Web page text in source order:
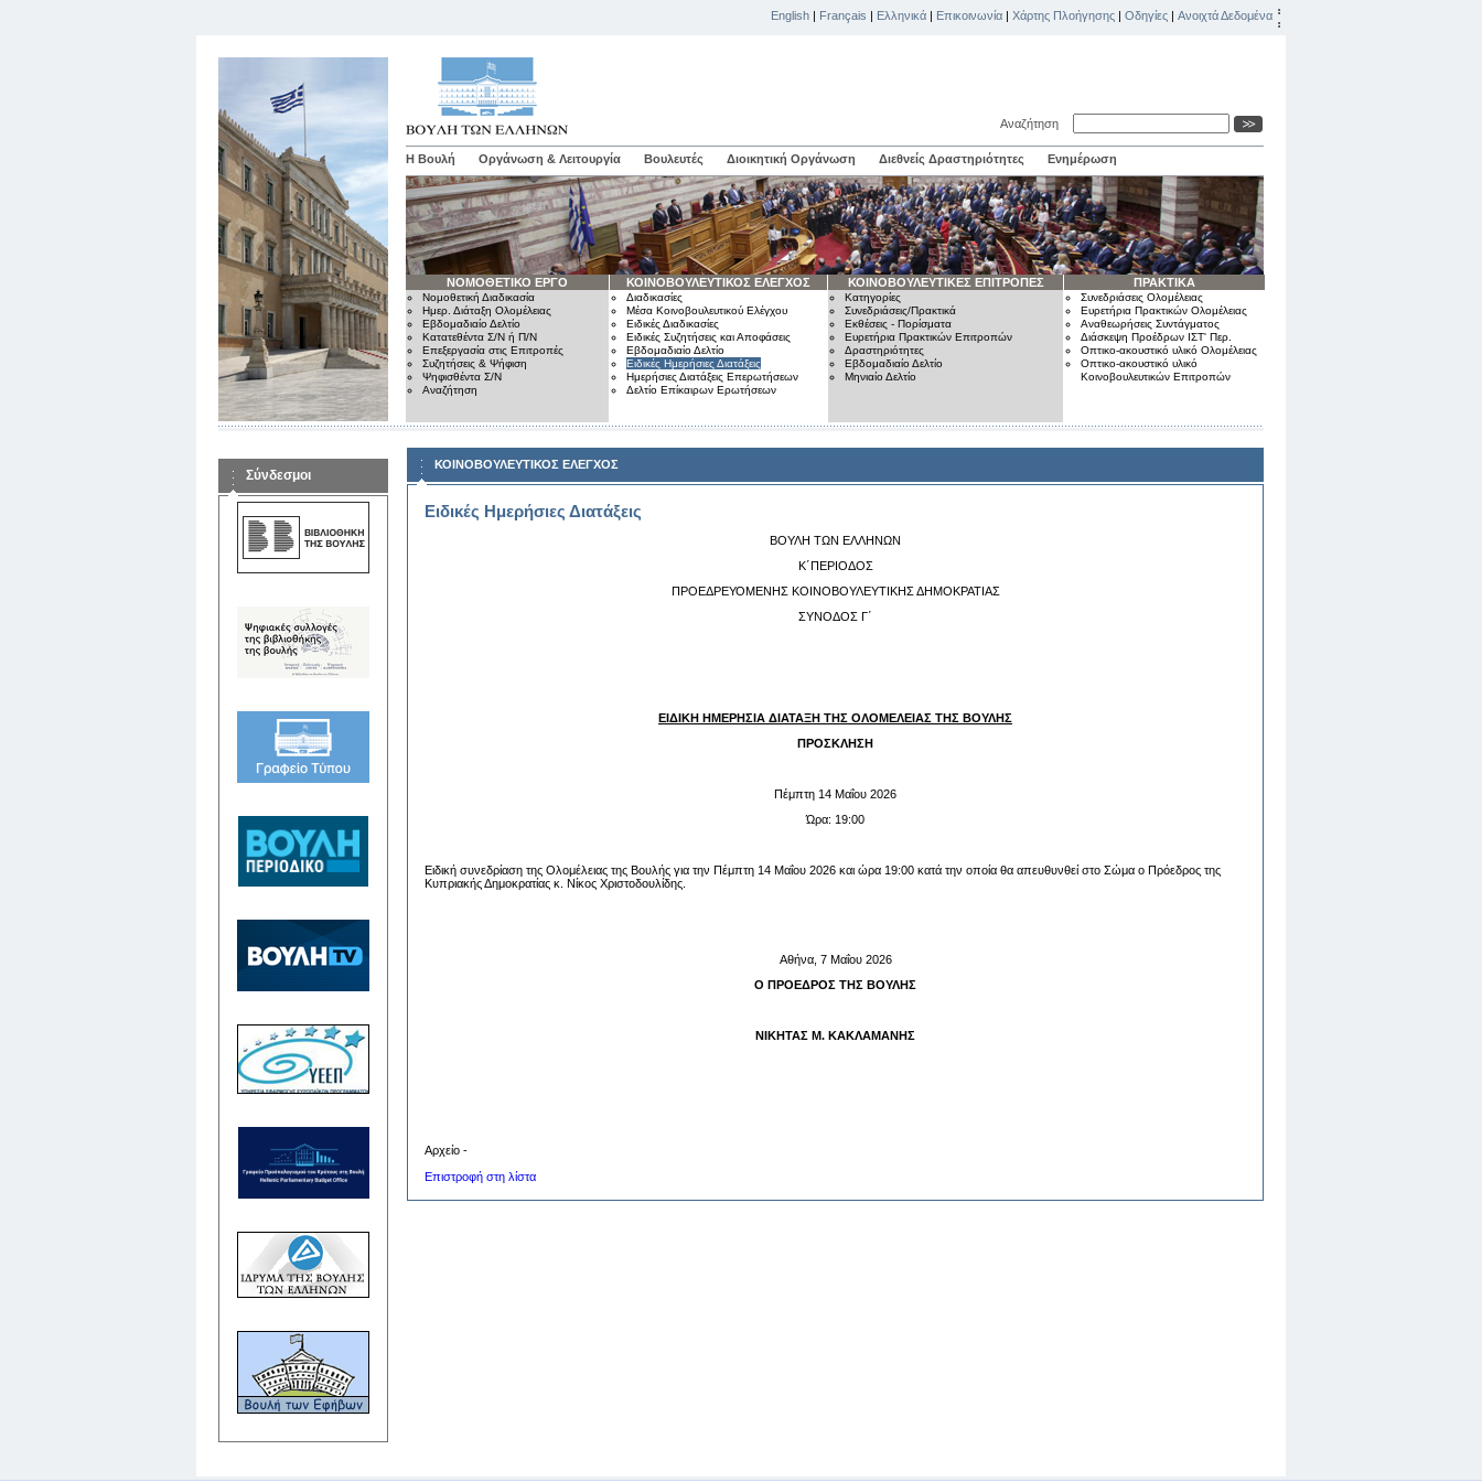
English | Français | Ελληνικά | Επικοινωνία | Χάρτης Πλοήγησης | Οδηγίες | Ανοιχτά Δεδομένα
Αναζήτηση
Η Βουλή Οργάνωση & Λειτουργία Βουλευτές Διοικητική Οργάνωση Διεθνείς Δραστηριότητες Ενημέρωση
ΝΟΜΟΘΕΤΙΚΟ ΕΡΓΟ
Νομοθετική Διαδικασία
Ημερ. Διάταξη Ολομέλειας
Εβδομαδιαίο Δελτίο
Κατατεθέντα Σ/Ν ή Π/Ν
Επεξεργασία στις Επιτροπές
Συζητήσεις & Ψήφιση
Ψηφισθέντα Σ/Ν
Αναζήτηση
ΚΟΙΝΟΒΟΥΛΕΥΤΙΚΟΣ ΕΛΕΓΧΟΣ
Διαδικασίες
Μέσα Κοινοβουλευτικού Ελέγχου
Ειδικές Διαδικασίες
Ειδικές Συζητήσεις και Αποφάσεις
Εβδομαδιαίο Δελτίο
Ειδικές Ημερήσιες Διατάξεις
Ημερήσιες Διατάξεις Επερωτήσεων
Δελτίο Επίκαιρων Ερωτήσεων
ΚΟΙΝΟΒΟΥΛΕΥΤΙΚΕΣ ΕΠΙΤΡΟΠΕΣ
Κατηγορίες
Συνεδριάσεις/Πρακτικά
Εκθέσεις - Πορίσματα
Ευρετήρια Πρακτικών Επιτροπών
Δραστηριότητες
Εβδομαδιαίο Δελτίο
Μηνιαίο Δελτίο
ΠΡΑΚΤΙΚΑ
Συνεδριάσεις Ολομέλειας
Ευρετήρια Πρακτικών Ολομέλειας
Αναθεωρήσεις Συντάγματος
Διάσκεψη Προέδρων ΙΣΤ' Περ.
Οπτικο-ακουστικό υλικό Ολομέλειας
Οπτικο-ακουστικό υλικό
Κοινοβουλευτικών Επιτροπών
Σύνδεσμοι
ΚΟΙΝΟΒΟΥΛΕΥΤΙΚΟΣ ΕΛΕΓΧΟΣ
Ειδικές Ημερήσιες Διατάξεις
ΒΟΥΛΗ ΤΩΝ ΕΛΛΗΝΩΝ
Κ΄ΠΕΡΙΟΔΟΣ
ΠΡΟΕΔΡΕΥΟΜΕΝΗΣ ΚΟΙΝΟΒΟΥΛΕΥΤΙΚΗΣ ΔΗΜΟΚΡΑΤΙΑΣ
ΣΥΝΟΔΟΣ Γ΄
ΕΙΔΙΚΗ ΗΜΕΡΗΣΙΑ ΔΙΑΤΑΞΗ ΤΗΣ ΟΛΟΜΕΛΕΙΑΣ ΤΗΣ ΒΟΥΛΗΣ
ΠΡΟΣΚΛΗΣΗ
Πέμπτη 14 Μαΐου 2026
Ώρα: 19:00
Ειδική συνεδρίαση της Ολομέλειας της Βουλής για την Πέμπτη 14 Μαΐου 2026 και ώρα 19:00 κατά την οποία θα απευθυνθεί στο Σώμα ο Πρόεδρος της
Κυπριακής Δημοκρατίας κ. Νίκος Χριστοδουλίδης.
Αθήνα, 7 Μαΐου 2026
Ο ΠΡΟΕΔΡΟΣ ΤΗΣ ΒΟΥΛΗΣ
ΝΙΚΗΤΑΣ Μ. ΚΑΚΛΑΜΑΝΗΣ
Αρχείο -
Επιστροφή στη λίστα